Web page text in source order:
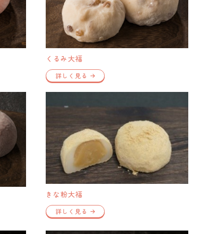
くるみ大福
詳しく見る
きな粉大福
詳しく見る